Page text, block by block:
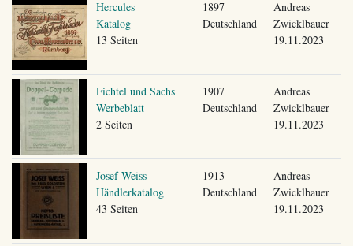
Hercules
Katalog
13 Seiten
1897
Deutschland
Andreas
Zwicklbauer
19.11.2023
Fichtel und Sachs
Werbeblatt
2 Seiten
1907
Deutschland
Andreas
Zwicklbauer
19.11.2023
Josef Weiss
Händlerkatalog
43 Seiten
1913
Deutschland
Andreas
Zwicklbauer
19.11.2023